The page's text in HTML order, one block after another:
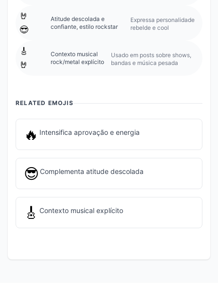
🤘
😎
Atitude descolada e
confiante, estilo rockstar
Expressa personalidade
rebelde e cool
🎸
🤘
Contexto musical
rock/metal explícito
Usado em posts sobre shows,
bandas e música pesada
RELATED EMOJIS
🔥 Intensifica aprovação e energia
😎 Complementa atitude descolada
🎸 Contexto musical explícito